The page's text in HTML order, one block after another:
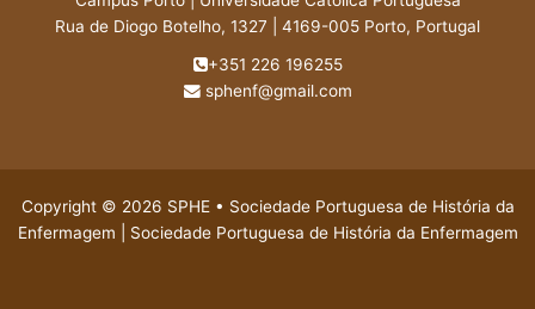
Rua de Diogo Botelho, 1327 | 4169-005 Porto, Portugal
+351 226 196255
sphenf@gmail.com
Copyright © 2026 SPHE • Sociedade Portuguesa de História da
Enfermagem | Sociedade Portuguesa de História da Enfermagem